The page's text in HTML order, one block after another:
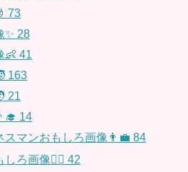
73
✨ 28
👶 41
163
21
14
スマンおもしろ画像👨‍💼 84
ろ画像👱‍♀️ 42